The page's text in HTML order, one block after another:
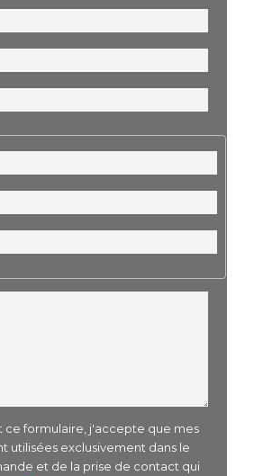
ce formulaire, j'accepte que mes
utilisées exclusivement dans le
et de la prise de contact qui